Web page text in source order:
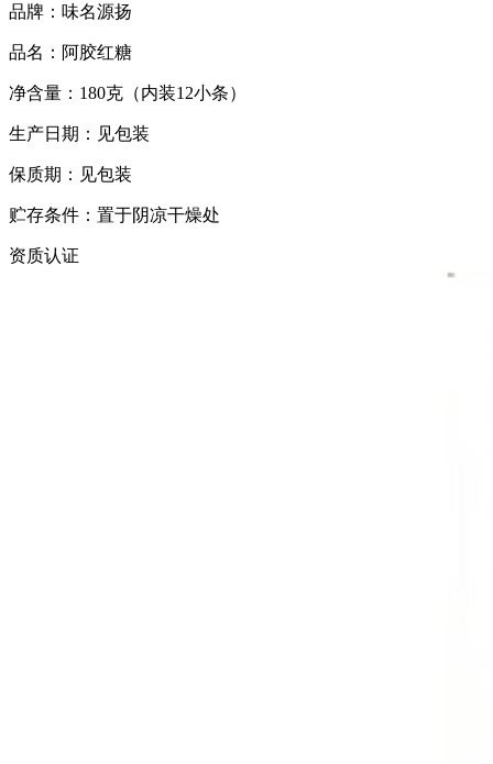
品牌：味名源扬
品名：阿胶红糖
净含量：180克（内装12小条）
生产日期：见包装
保质期：见包装
贮存条件：置于阴凉干燥处
资质认证